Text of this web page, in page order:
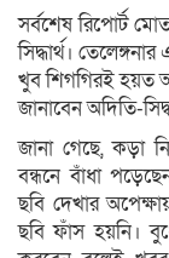
সর্বশেষ রিপোর্ট
সিদ্ধার্থ।
খুব শিগগিরই হয়ত
জানাবেন অদিতি-
জানা গেছে, কড়া
বন্ধনে বাঁধা পড়েছেন
ছবি দেখার
ছবি ফাঁস হয়নি।